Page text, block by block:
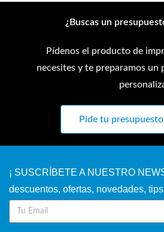
¿Buscas un
Pídenos el producto de
necesites y te preparamos
Pide tu
¡ SUSCRÍBETE A NUESTRO
descuentos, ofertas, novedades,